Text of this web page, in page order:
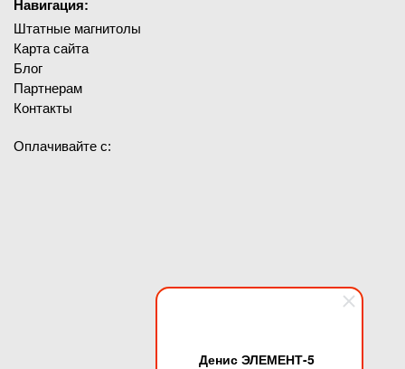
Денис ЭЛЕМЕНТ-5
Навигация:
Штатные магнитолы
Карта сайта
Блог
Партнерам
Контакты
Оплачивайте с: